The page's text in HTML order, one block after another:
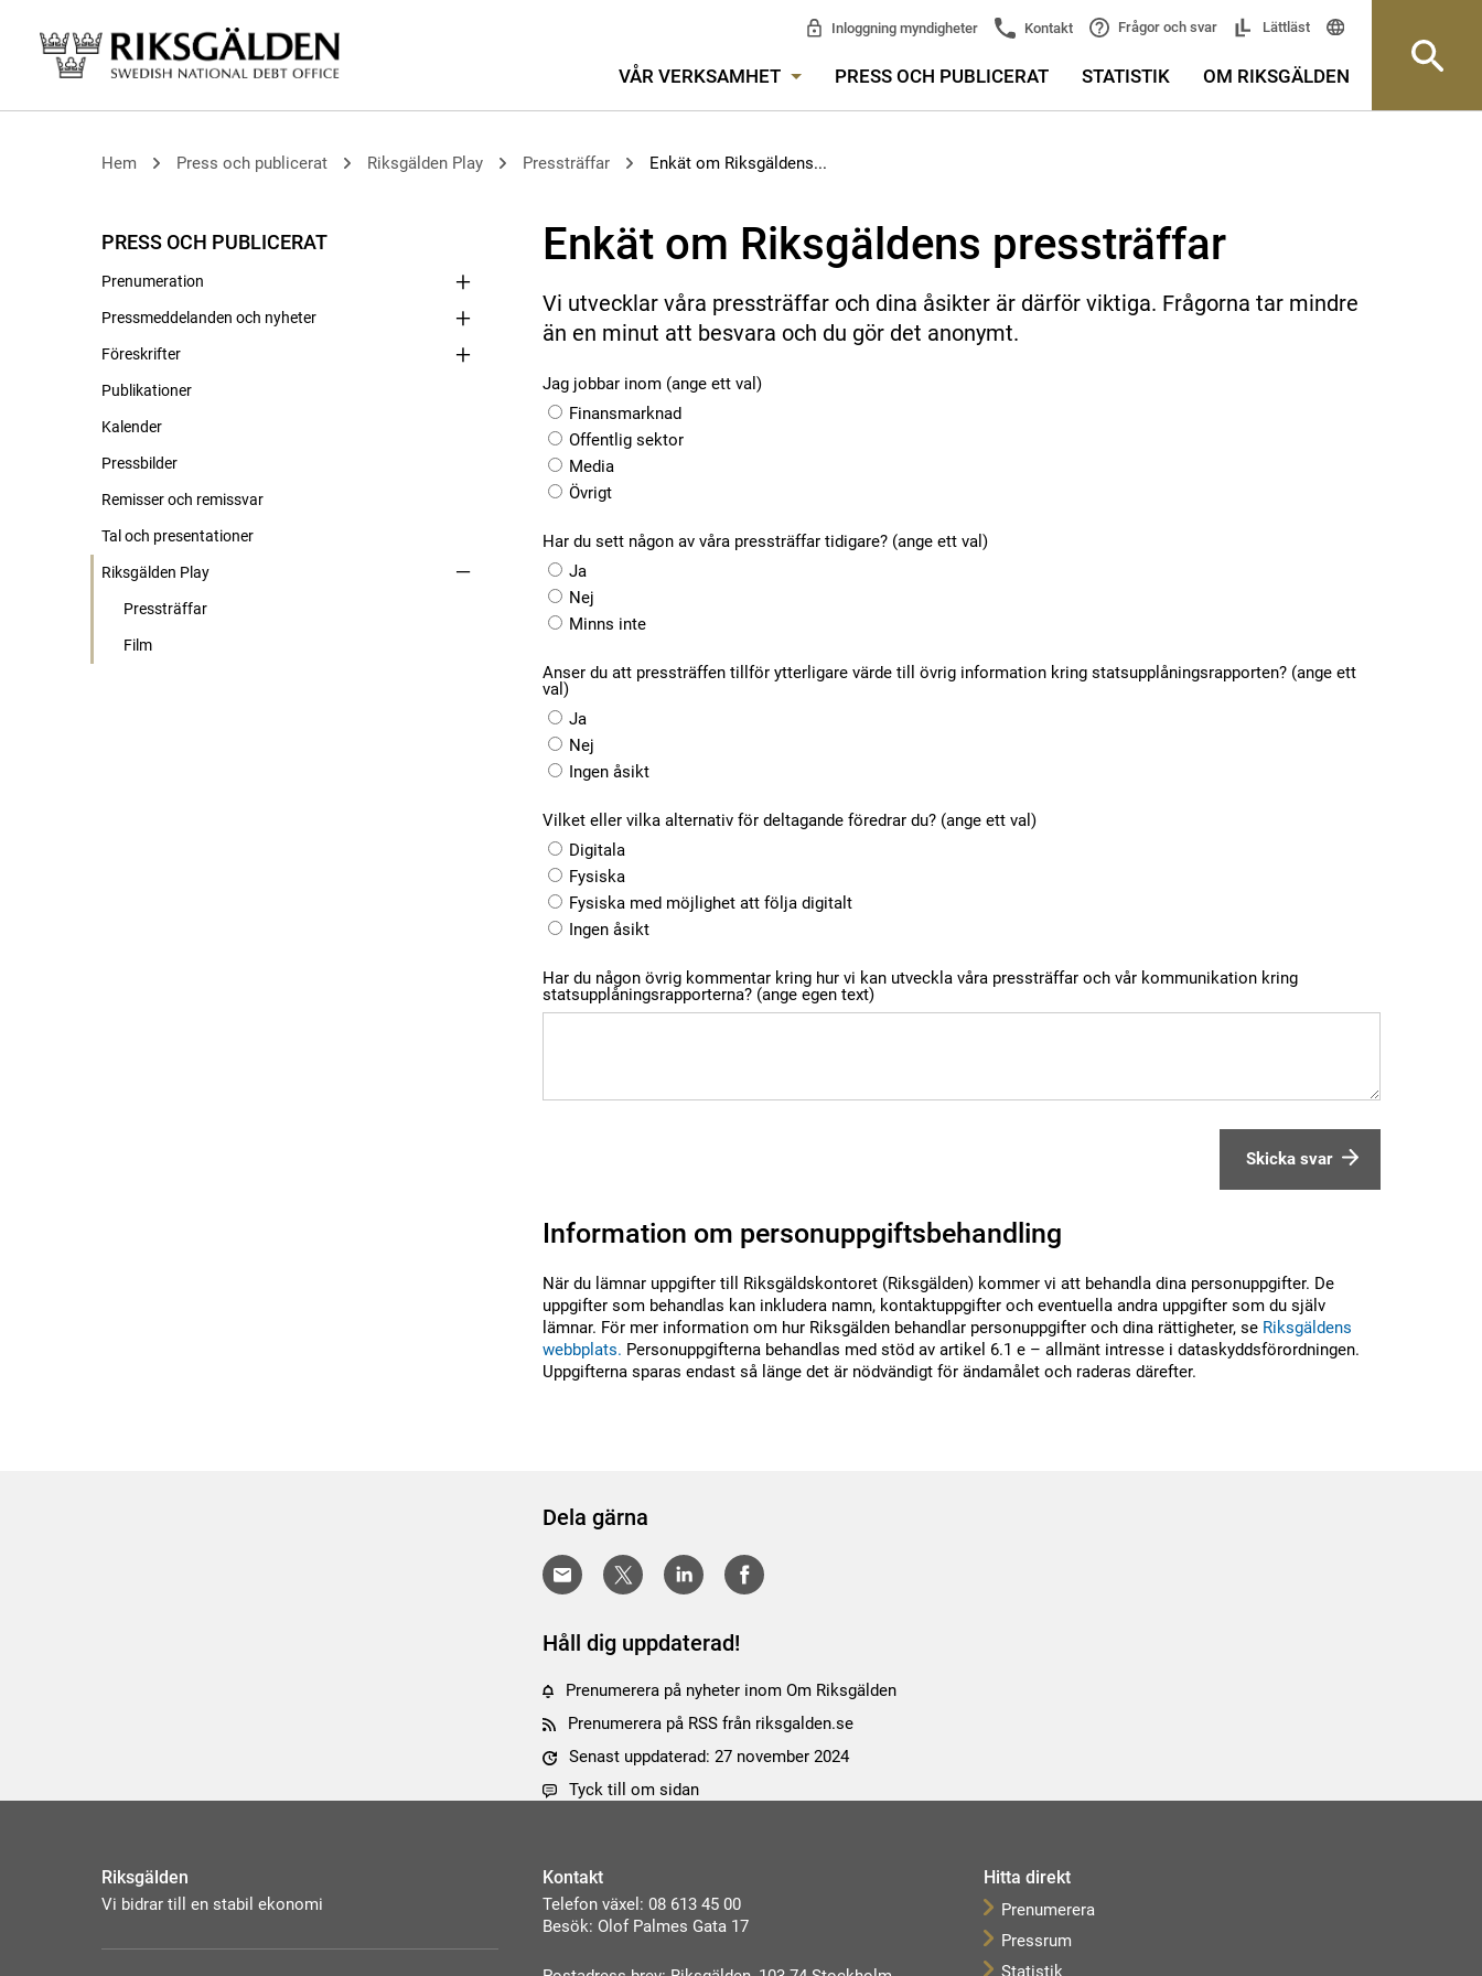
Inloggning myndigheter Kontakt Frågor och svar Lättläst
VÅR VERKSAMHET PRESS OCH PUBLICERAT STATISTIK OM RIKSGÄLDEN
Hem Press och publicerat Riksgälden Play Pressträffar Enkät om Riksgäldens...
PRESS OCH PUBLICERAT
Prenumeration
Pressmeddelanden och nyheter
Föreskrifter
Publikationer
Kalender
Pressbilder
Remisser och remissvar
Tal och presentationer
Riksgälden Play
Pressträffar
Film
Enkät om Riksgäldens pressträffar
Vi utvecklar våra pressträffar och dina åsikter är därför viktiga. Frågorna tar mindre
än en minut att besvara och du gör det anonymt.
Jag jobbar inom (ange ett val)
Finansmarknad
Offentlig sektor
Media
Övrigt
Har du sett någon av våra pressträffar tidigare? (ange ett val)
Ja
Nej
Minns inte
Anser du att pressträffen tillför ytterligare värde till övrig information kring statsupplåningsrapporten? (ange ett
val)
Ja
Nej
Ingen åsikt
Vilket eller vilka alternativ för deltagande föredrar du? (ange ett val)
Digitala
Fysiska
Fysiska med möjlighet att följa digitalt
Ingen åsikt
Har du någon övrig kommentar kring hur vi kan utveckla våra pressträffar och vår kommunikation kring
statsupplåningsrapporterna? (ange egen text)
Skicka svar
Information om personuppgiftsbehandling
När du lämnar uppgifter till Riksgäldskontoret (Riksgälden) kommer vi att behandla dina personuppgifter. De
uppgifter som behandlas kan inkludera namn, kontaktuppgifter och eventuella andra uppgifter som du själv
lämnar. För mer information om hur Riksgälden behandlar personuppgifter och dina rättigheter, se Riksgäldens
webbplats. Personuppgifterna behandlas med stöd av artikel 6.1 e – allmänt intresse i dataskyddsförordningen.
Uppgifterna sparas endast så länge det är nödvändigt för ändamålet och raderas därefter.
Dela gärna
Håll dig uppdaterad!
Prenumerera på nyheter inom Om Riksgälden
Prenumerera på RSS från riksgalden.se
Senast uppdaterad: 27 november 2024
Tyck till om sidan
Riksgälden
Vi bidrar till en stabil ekonomi
Kontakt
Telefon växel: 08 613 45 00
Besök: Olof Palmes Gata 17
Hitta direkt
Prenumerera
Pressrum
Statistik